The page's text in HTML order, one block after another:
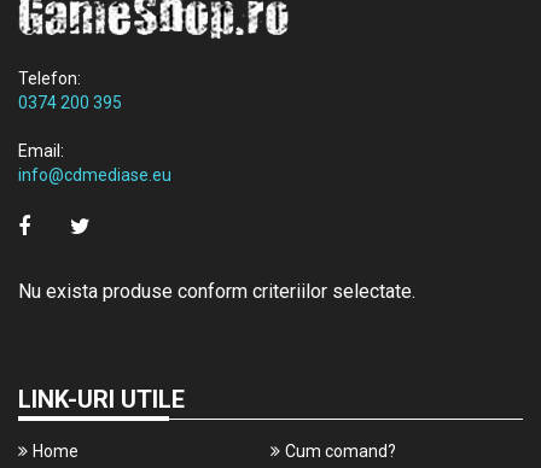
Telefon:
0374 200 395
Email:
info@cdmediase.eu
Nu exista produse conform criteriilor selectate.
LINK-URI UTILE
Home
Cum comand?